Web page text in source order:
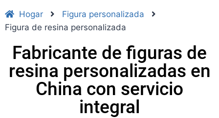
Hogar
Figura personalizada
Figura de resina personalizada
Fabricante de figuras de
resina personalizadas en
China con servicio
integral